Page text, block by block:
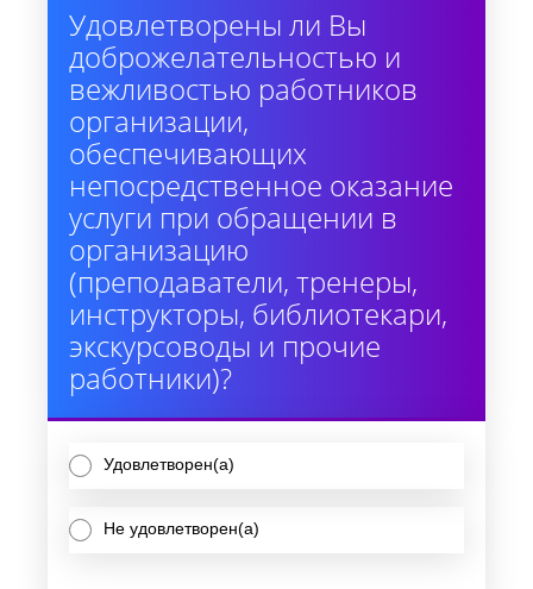
Удовлетворены ли Вы
доброжелательностью и
вежливостью работников
организации,
обеспечивающих
непосредственное оказание
услуги при обращении в
организацию
(преподаватели, тренеры,
инструкторы, библиотекари,
экскурсоводы и прочие
работники)?
Удовлетворен(а)
Не удовлетворен(а)